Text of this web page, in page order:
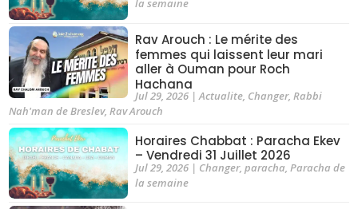
la semaine
Rav Arouch : Le mérite des
femmes qui laissent leur mari
aller à Ouman pour Roch
Hachana
Jul 29, 2026|Actualite, Changer, Rabbi
Nah'man de Breslev,Rav Arouch
Horaires Chabbat : Paracha Ekev
– Vendredi 31 Juillet 2026
Jul 29, 2026| Changer, paracha, Paracha de
la semaine